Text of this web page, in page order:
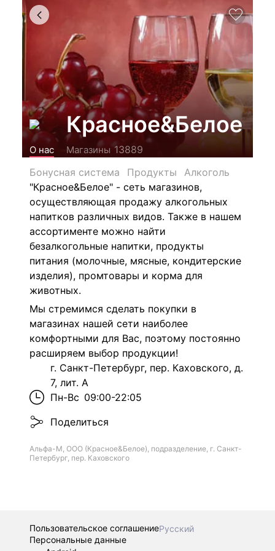
Красное&Белое
О нас Магазины 13889
Бонусная система
Продукты
Алкоголь
"Красное&Белое" - сеть магазинов,
осуществляющая продажу алкогольных
напитков различных видов. Также в нашем
ассортименте можно найти
безалкогольные напитки, продукты
питания (молочные, мясные, кондитерские
изделия), промтовары и корма для
животных.
Мы стремимся сделать покупки в
магазинах нашей сети наиболее
комфортными для Вас, поэтому постоянно
расширяем выбор продукции!
г. Санкт-Петербург, пер. Каховского, д.
7, лит. А
Пн-Вс 09:00-22:05
Поделиться
Альфа-М, ООО (Красное&Белое), подразделение, г. Санкт-
Петербург, пер. Каховского
Пользовательское соглашениеРусский
Персональные данные